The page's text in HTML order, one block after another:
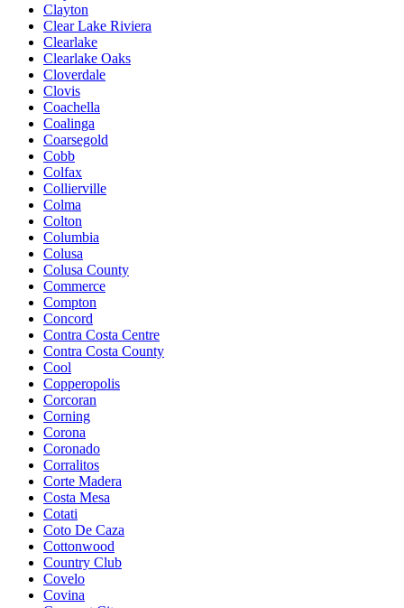
Clayton
Clear Lake Riviera
Clearlake
Clearlake Oaks
Cloverdale
Clovis
Coachella
Coalinga
Coarsegold
Cobb
Colfax
Collierville
Colma
Colton
Columbia
Colusa
Colusa County
Commerce
Compton
Concord
Contra Costa Centre
Contra Costa County
Cool
Copperopolis
Corcoran
Corning
Corona
Coronado
Corralitos
Corte Madera
Costa Mesa
Cotati
Coto De Caza
Cottonwood
Country Club
Covelo
Covina